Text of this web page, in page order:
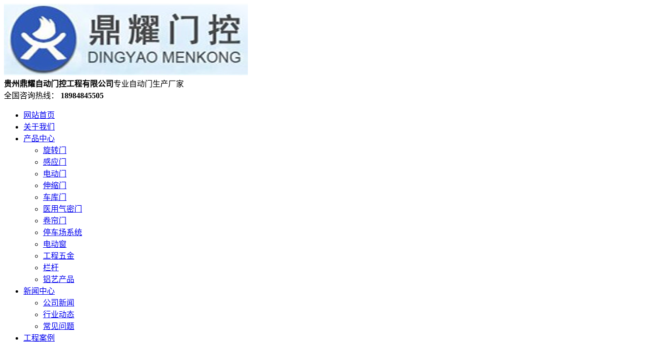
贵州鼎耀自动门控工程有限公司专业自动门生产厂家
全国咨询热线：
18984845505
网站首页
关于我们
产品中心
旋转门
感应门
电动门
伸缩门
车库门
医用气密门
卷帘门
停车场系统
电动窗
工程五金
栏杆
铝艺产品
新闻中心
公司新闻
行业动态
常见问题
工程案例